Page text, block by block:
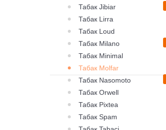
Табак Jibiar
Табак Lirra
Табак Loud
Табак Milano
Табак Minimal
Табак Molfar
Табак Nasomoto
Табак Orwell
Табак Pixtea
Табак Spam